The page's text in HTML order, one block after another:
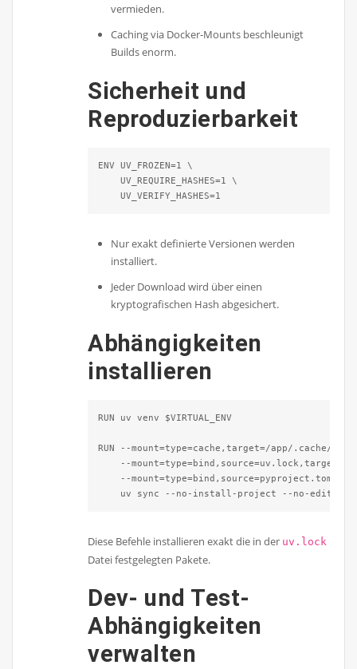
vermieden.
Caching via Docker-Mounts beschleunigt
Builds enorm.
Sicherheit und
Reproduzierbarkeit
ENV UV_FROZEN=1 \
    UV_REQUIRE_HASHES=1 \
    UV_VERIFY_HASHES=1
Nur exakt definierte Versionen werden
installiert.
Jeder Download wird über einen
kryptografischen Hash abgesichert.
Abhängigkeiten
installieren
RUN uv venv $VIRTUAL_ENV
RUN --mount=type=cache,target=/app/.cache/uv \
--
--
    uv sync --no-install-project --no-editable
Diese Befehle installieren exakt die in der uv.lock
Datei festgelegten Pakete.
Dev- und Test-
Abhängigkeiten
verwalten